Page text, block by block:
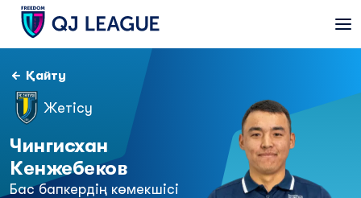
Қайту
Жетісу
Чингисхан
Кенжебеков
Бас бапкердің көмекшісі